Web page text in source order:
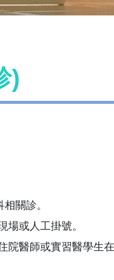
)
關診。
場或人工掛號。
院醫師或實習醫學生